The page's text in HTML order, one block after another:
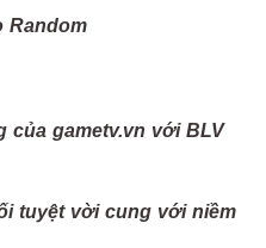
Random
của gametv.vn với BLV
tuyệt vời cung với niềm